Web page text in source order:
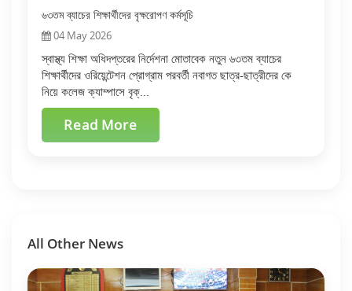
৬৩তম ব্যাচের শিক্ষার্থীদের বৃক্ষরোপণ কর্মসূচি
04 May 2026
স্বাস্থ্য শিক্ষা অধিদপ্তরের নির্দেশনা মোতাবেক নতুন ৬৩তম ব্যাচের
শিক্ষার্থীদের ওরিয়েন্টেশন প্রোগ্রাম পরবর্তী নবাগত ছাত্র-ছাত্রীদের কে
নিয়ে কলেজ ক্যাম্পাসে বৃক্...
Read More
All Other News